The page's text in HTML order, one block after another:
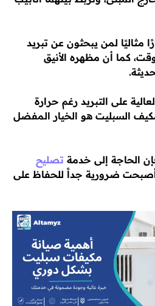
مثاليًا لمن يبحثون عن تبريد
كما أن مظهره الأنيق
على التبريد رغم حرارة
السبليت هو الخيار المفضل
الحاجة إلى خدمة تصليح
ضرورية جداً للحفاظ على